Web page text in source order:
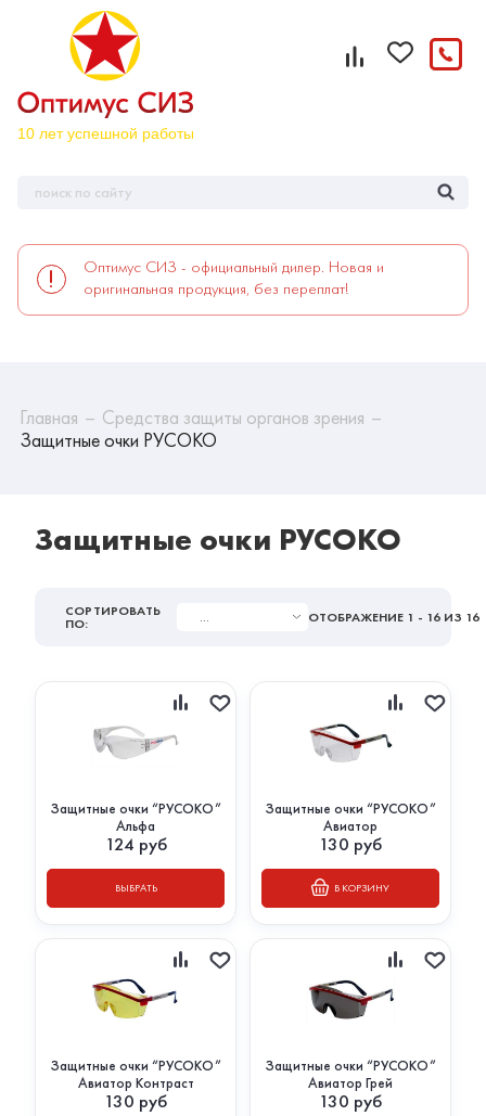
Оптимус СИЗ - официальный дилер. Новая и
оригинальная продукция, без переплат!
Главная
Средства защиты органов зрения
Защитные очки РУСОКО
Защитные очки РУСОКО
СОРТИРОВАТЬ
ПО: ... ОТОБРАЖЕНИЕ 1 - 16 ИЗ 16
Защитные очки “РУСОКО”
Альфа
124 руб
ВЫБРАТЬ
Защитные очки “РУСОКО”
Авиатор
130 руб
В КОРЗИНУ
Защитные очки “РУСОКО”
Авиатор Контраст
130 руб
Защитные очки “РУСОКО”
Авиатор Грей
130 руб